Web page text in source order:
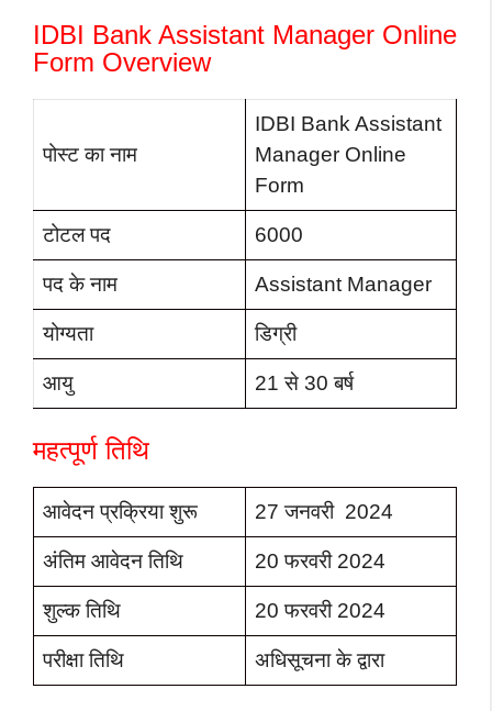
IDBI Bank Assistant Manager Online
Form Overview
पोस्ट का नाम
IDBI Bank Assistant
Manager Online
Form
टोटल पद 6000
पद के नाम Assistant Manager
योग्यता डिग्री
आयु 21 से 30 बर्ष
महत्पूर्ण तिथि
आवेदन प्रक्रिया शुरू 27 जनवरी 2024
अंतिम आवेदन तिथि 20 फरवरी 2024
शुल्क तिथि 20 फरवरी 2024
परीक्षा तिथि अधिसूचना के द्वारा